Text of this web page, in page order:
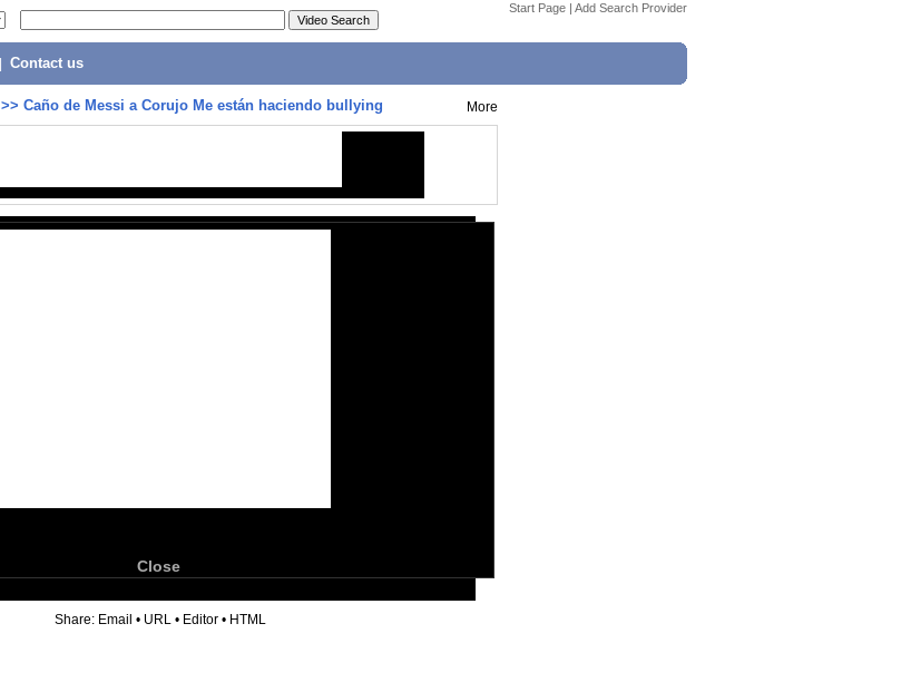
Start Page | Add Search Provider
Contact us
>> Caño de Messi a Corujo Me están haciendo bullying More
Close
Share: Email • URL • Editor • HTML